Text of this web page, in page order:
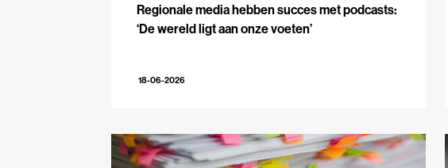
Regionale media hebben succes met podcasts:
‘De wereld ligt aan onze voeten’
18-06-2026